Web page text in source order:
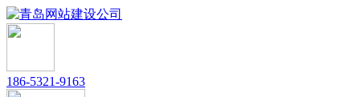
186-5321-9163